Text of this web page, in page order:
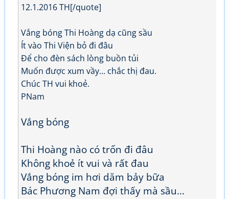
12.1.2016 TH[/quote]
Vắng bóng Thi Hoàng dạ cũng sầu
Ít vào Thi Viện bỏ đi đâu
Để cho đèn sách lòng buồn tủi
Muốn được xum vầy... chắc thị đau.
Chúc TH vui khoẻ.
PNam
Vắng bóng
Thi Hoàng nào có trốn đi đâu
Không khoẻ ít vui và rất đau
Vắng bóng im hơi dăm bảy bữa
Bác Phương Nam đợi thấy mà sầu...